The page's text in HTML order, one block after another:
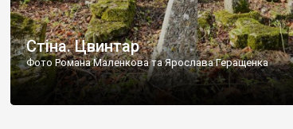
Стіна. Цвинтар
Фото Романа Маленкова та Ярослава Геращенка